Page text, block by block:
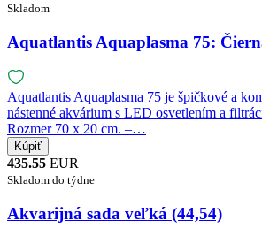
Skladom
Aquatlantis Aquaplasma 75:
Aquatlantis Aquaplasma 75 je špičkové a
nástenné akvárium s LED osvetlením a
Rozmer 70 x 20 cm. –…
435.55 EUR
Skladom do týdne
Akvarijná sada veľká (44,54)